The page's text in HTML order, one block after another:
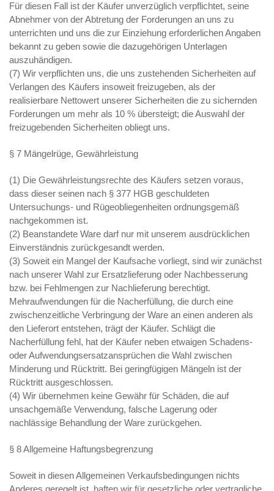
Für diesen Fall ist der Käufer unverzüglich verpflichtet, seine
Abnehmer von der Abtretung der Forderungen an uns zu
unterrichten und uns die zur Einziehung erforderlichen Angaben
bekannt zu geben sowie die dazugehörigen Unterlagen
auszuhändigen.
(7) Wir verpflichten uns, die uns zustehenden Sicherheiten auf
Verlangen des Käufers insoweit freizugeben, als der
realisierbare Nettowert unserer Sicherheiten die zu sichernden
Forderungen um mehr als 10 % übersteigt; die Auswahl der
freizugebenden Sicherheiten obliegt uns.
§ 7 Mängelrüge, Gewährleistung
(1) Die Gewährleistungsrechte des Käufers setzen voraus,
dass dieser seinen nach § 377 HGB geschuldeten
Untersuchungs- und Rügeobliegenheiten ordnungsgemäß
nachgekommen ist.
(2) Beanstandete Ware darf nur mit unserem ausdrücklichen
Einverständnis zurückgesandt werden.
(3) Soweit ein Mangel der Kaufsache vorliegt, sind wir zunächst
nach unserer Wahl zur Ersatzlieferung oder Nachbesserung
bzw. bei Fehlmengen zur Nachlieferung berechtigt.
Mehraufwendungen für die Nacherfüllung, die durch eine
zwischenzeitliche Verbringung der Ware an einen anderen als
den Lieferort entstehen, trägt der Käufer. Schlägt die
Nacherfüllung fehl, hat der Käufer neben etwaigen Schadens-
oder Aufwendungsersatzansprüchen die Wahl zwischen
Minderung und Rücktritt. Bei geringfügigen Mängeln ist der
Rücktritt ausgeschlossen.
(4) Wir übernehmen keine Gewähr für Schäden, die auf
unsachgemäße Verwendung, falsche Lagerung oder
nachlässige Behandlung der Ware zurückgehen.
§ 8 Allgemeine Haftungsbegrenzung
Soweit in diesen Allgemeinen Verkaufsbedingungen nichts